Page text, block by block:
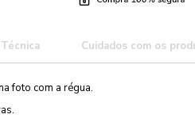
Cuidados com os
foto com a régua.